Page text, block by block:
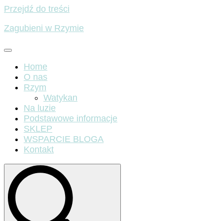
Przejdź do treści
Zagubieni w Rzymie
Home
O nas
Rzym
Watykan
Na luzie
Podstawowe informacje
SKLEP
WSPARCIE BLOGA
Kontakt